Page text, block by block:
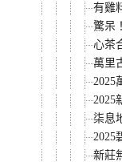
有雞
驚呆
心茶
萬里
2025
2025
柒息
2025
新莊